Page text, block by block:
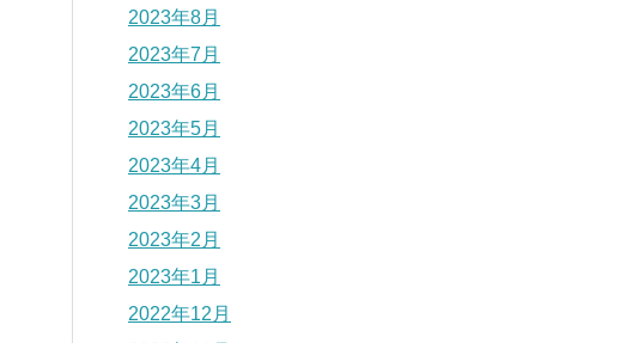
2023年8月
2023年7月
2023年6月
2023年5月
2023年4月
2023年3月
2023年2月
2023年1月
2022年12月